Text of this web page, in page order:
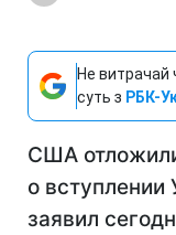
Не витрачай
суть з РБК-
США
о
заявил